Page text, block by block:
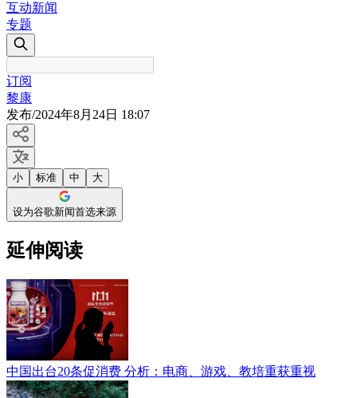
互动新闻
专题
订阅
黎康
发布/2024年8月24日 18:07
小 标准 中 大
设为谷歌新闻首选来源
延伸阅读
中国出台20条促消费 分析：电商、游戏、教培重获重视